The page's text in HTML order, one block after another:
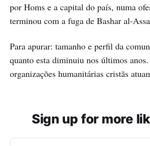
por Homs e a capital do país, numa
terminou com a fuga de Bashar al-
Para apurar: tamanho e perfil da
quanto esta diminuiu nos últimos
organizações humanitárias cristãs
Sign up for more